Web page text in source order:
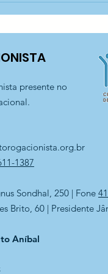
Catavento —
Nazarena
presente no
1387
Sondhal, 250 | Fone
Brito, 60 | Presidente
Aníbal